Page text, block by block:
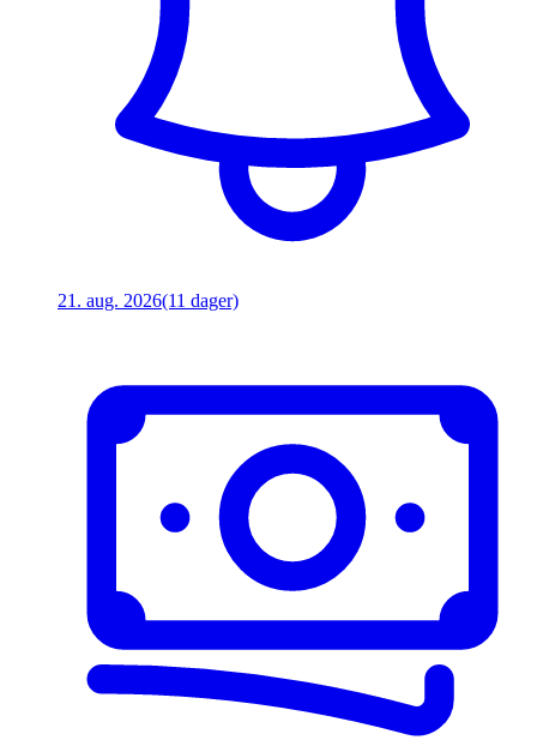
21. aug. 2026(11 dager)